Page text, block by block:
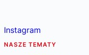
Instagram
NASZE TEMATY